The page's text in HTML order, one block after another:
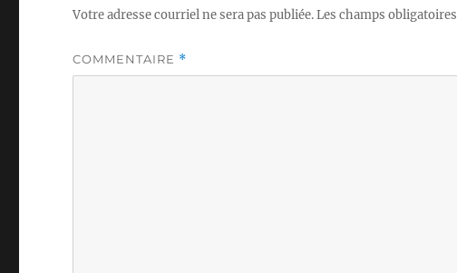
Votre adresse courriel ne sera pas publiée.Les champs
COMMENTAIRE *